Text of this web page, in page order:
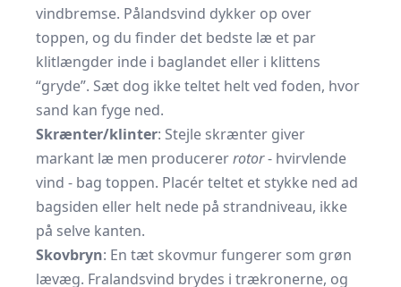
vindbremse. Pålandsvind dykker op over
toppen, og du finder det bedste læ et par
klitlængder inde i baglandet eller i klittens
“gryde”. Sæt dog ikke teltet helt ved foden, hvor
sand kan fyge ned.
Skrænter/klinter: Stejle skrænter giver
markant læ men producererrotor- hvirvlende
vind - bag toppen. Placér teltet et stykke ned ad
bagsiden eller helt nede på strandniveau, ikke
på selve kanten.
Skovbryn: En tæt skovmur fungerer som grøn
lævæg. Fralandsvind brydes i trækronerne, og